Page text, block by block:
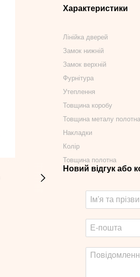
Характеристики
Лінійка дверей
Замок нижній
Замок верхній
Фурнітура
Утеплення
Товщина коробу
Товщина металу полотна
Накладки
Колір
Товщина полотна
Новий відгук або